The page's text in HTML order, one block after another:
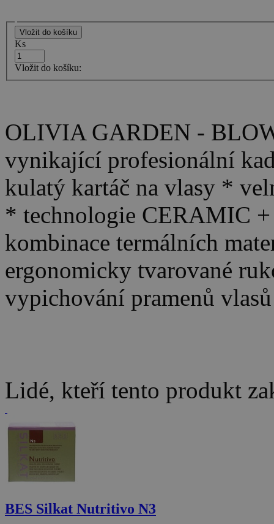
Ks
Vložit do košíku:
OLIVIA GARDEN -
vynikající profesionální
kulatý kartáč na vlasy *
* technologie CERAMIC
kombinace termálních
ergonomicky tvarované
vypichování pramenů
Lidé, kteří tento produkt
BES Silkat Nutritivo N3